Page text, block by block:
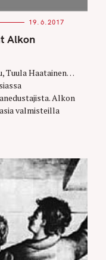
19.6.2017
Alkon
Tuula Haatainen…
Alkon
valmisteilla